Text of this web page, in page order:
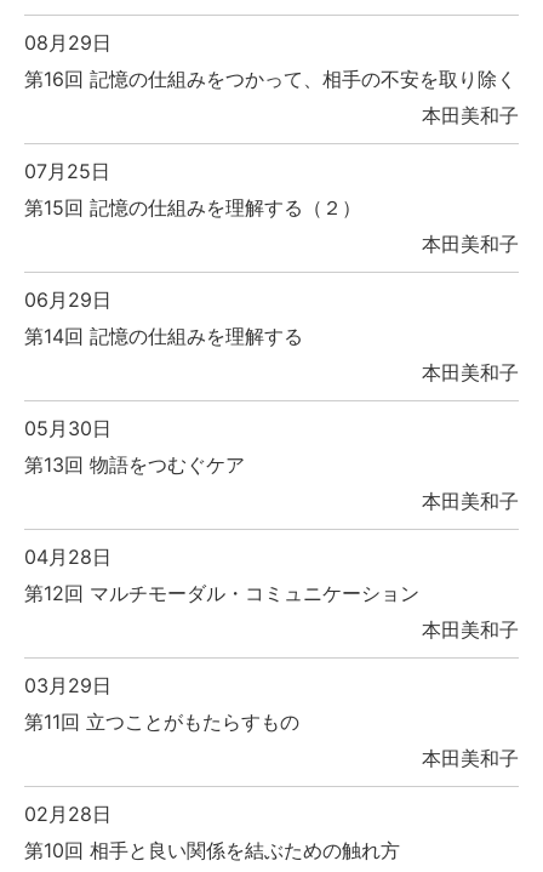
08月29日
第16回 記憶の仕組みをつかって、相手の不安を取り除く
本田美和子
07月25日
第15回 記憶の仕組みを理解する（２）
本田美和子
06月29日
第14回 記憶の仕組みを理解する
本田美和子
05月30日
第13回 物語をつむぐケア
本田美和子
04月28日
第12回 マルチモーダル・コミュニケーション
本田美和子
03月29日
第11回 立つことがもたらすもの
本田美和子
02月28日
第10回 相手と良い関係を結ぶための触れ方